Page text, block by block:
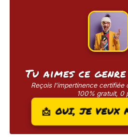
Tu aimes ce
Reçois l'impertinence
100% gratuit, 0
📩 OUI, JE VEUX